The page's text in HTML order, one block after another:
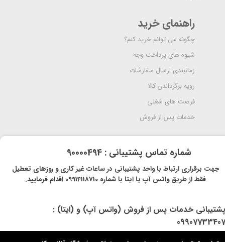
راهنمای خرید
چگونه می توانم خرید کنم؟
شیوه های پرداخت وجه
زمانبندی ارسال سفارشات
رویه برگرداندن کالا
فرصت های شغلی
خدمات پس از فروش
​شماره تماس پشتیبانی : 90000494
​​جهت برقراری ارتباط با واحد پشتیبانی در ساعات غیر کاری و روزهای تعطیل
فقط از طریق واتس آپ یا ایتا با شماره 09914118710 اقدام فرمایید.
​پشتیبانی خدمات پس از فروش (واتس آپ) و (ایتا) :
09907733407